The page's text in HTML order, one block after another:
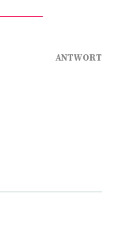
ANTWORT